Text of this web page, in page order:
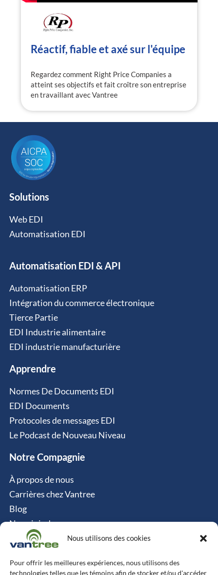
Nous utilisons des cookies
Pour offrir les meilleures expériences, nous utilisons des
technologies telles que les témoins afin de stocker et/ou d'accéder
Réactif, fiable et axé sur l'équipe
Regardez comment Right Price Companies a
atteint ses objectifs et fait croître son entreprise
en travaillant avec Vantree
Solutions
Web EDI
Automatisation EDI
Automatisation EDI & API
Automatisation ERP
Intégration du commerce électronique
Tierce Partie
EDI Industrie alimentaire
EDI industrie manufacturière
Apprendre
Normes De Documents EDI
EDI Documents
Protocoles de messages EDI
Le Podcast de Nouveau Niveau
Notre Compagnie
À propos de nous
Carrières chez Vantree
Blog
Nous joindre
Politique relative aux cookies
Contact